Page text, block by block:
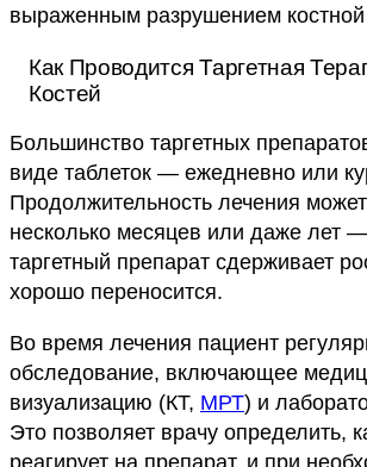
выраженным разрушением костной
Как Проводится Таргетная
Костей
Большинство таргетных
виде таблеток — ежедневно или
Продолжительность лечения
несколько месяцев или даже лет
таргетный препарат сдерживает
хорошо переносится.
Во время лечения пациент
обследование, включающее
визуализацию (КТ, МРТ) и
Это позволяет врачу определить,